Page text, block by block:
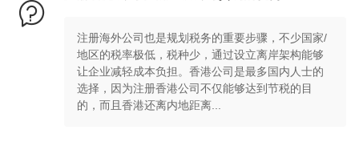

注册海外公司也是规划税务的重要步骤，不少国家/
地区的税率极低，税种少，通过设立离岸架构能够
让企业减轻成本负担。香港公司是最多国内人士的
选择，因为注册香港公司不仅能够达到节税的目
的，而且香港还离内地距离...